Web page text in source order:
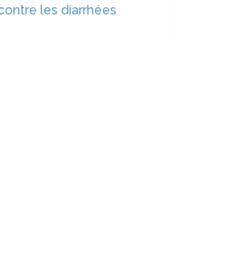
les diarrhées